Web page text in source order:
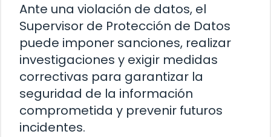
Ante una violación de datos, el
Supervisor de Protección de Datos
puede imponer sanciones, realizar
investigaciones y exigir medidas
correctivas para garantizar la
seguridad de la información
comprometida y prevenir futuros
incidentes.